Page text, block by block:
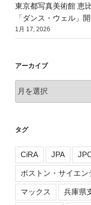
東京都写真美術館 恵
「ダンス・ウェル」
1月 17, 2026
アーカイブ
ー
ブ
タグ
CiRA JPA
ボストン・サイエ
マックス 兵庫県